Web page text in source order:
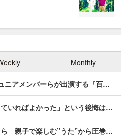
Monthly
ニアメンバーらが出演する『百…
いればよかった」という後悔は…
ら 親子で楽しむ”うた”から圧巻…